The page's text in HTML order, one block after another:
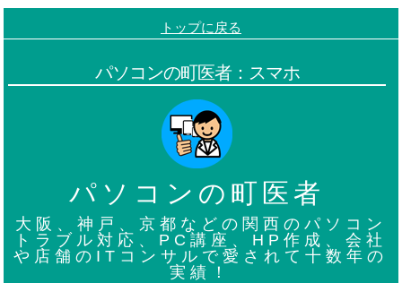
トップに戻る
パソコンの町医者：スマホ
パソコンの町医者
大阪、神戸、京都などの関西のパソコン
トラブル対応、PC講座、HP作成、会社
や店舗のITコンサルで愛されて十数年の
実績！